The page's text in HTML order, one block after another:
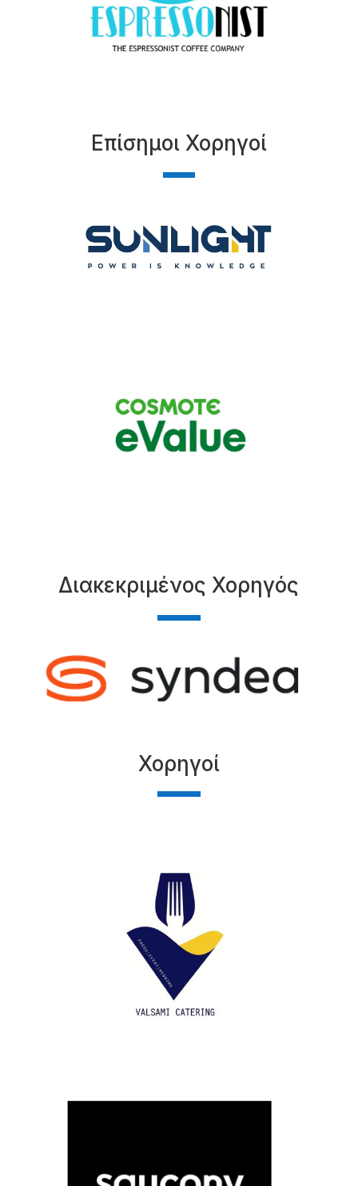
Επίσημοι Χορηγοί
Διακεκριμένος Χορηγός
Χορηγοί